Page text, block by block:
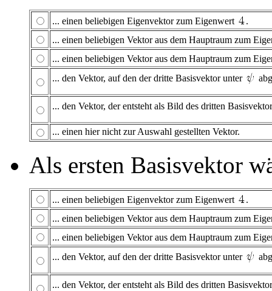
... einen beliebigen Eigenvektor zum Eigenwert
.
... einen beliebigen Vektor aus dem Hauptraum zum
... einen beliebigen Vektor aus dem Hauptraum zum
... den Vektor, auf den der dritte Basisvektor unter
... den Vektor, der entsteht als Bild des dritten
... einen hier nicht zur Auswahl gestellten Vektor.
Als ersten Basisvektor
... einen beliebigen Eigenvektor zum Eigenwert
.
... einen beliebigen Vektor aus dem Hauptraum zum
... einen beliebigen Vektor aus dem Hauptraum zum
... den Vektor, auf den der dritte Basisvektor unter
... den Vektor, der entsteht als Bild des dritten